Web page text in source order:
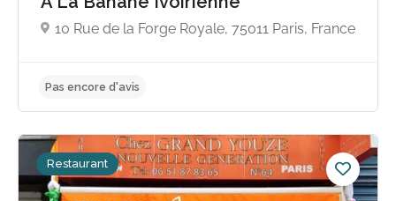
10 Rue de la Forge Royale, 75011 Paris, France
Restaurant